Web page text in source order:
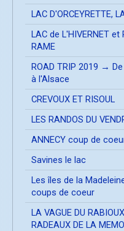
LAC D'ORCEYRETTE,
LAC de L'HIVERNET et
RAME
ROAD TRIP 2019 →
à l'Alsace
CREVOUX ET RISOUL
LES RANDOS DU
ANNECY coup de
Savines le lac
Les îles de la
coups de coeur
LA VAGUE DU
RADEAUX DE LA